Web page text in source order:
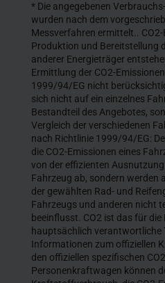
* Die angegebenen
wurden nach dem
Messverfahren ermittelt..
Produktion und Bereitstellung
anderer Energieträger
Ermittlung der CO2-
1999/94/EG nicht
sich nicht auf ein einzelnes
Bestandteil des Angebotes,
Vergleich der verschiedenen
nach Richtlinie 1999/94/EG:
die CO2-Emissionen eines
von der effizienten
Fahrzeug ab, sondern werden
der gewählten Rad- und
Fahrzeugs und anderen nicht
beeinflusst. CO2 ist das für
hauptsächlich verantwortliche
Informationen zum offiziellen
den offiziellen spezifischen
Personenkraftwagen können